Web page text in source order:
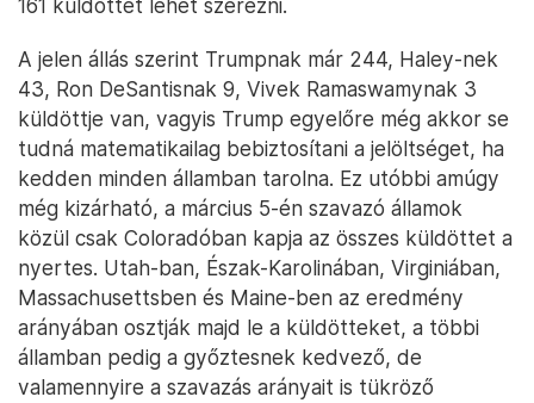
161 küldöttet lehet szerezni.
A jelen állás szerint Trumpnak már 244, Haley-nek
43, Ron DeSantisnak 9, Vivek Ramaswamynak 3
küldöttje van, vagyis Trump egyelőre még akkor se
tudná matematikailag bebiztosítani a jelöltséget, ha
kedden minden államban tarolna. Ez utóbbi amúgy
még kizárható, a március 5-én szavazó államok
közül csak Coloradóban kapja az összes küldöttet a
nyertes. Utah-ban, Észak-Karolinában, Virginiában,
Massachusettsben és Maine-ben az eredmény
arányában osztják majd le a küldötteket, a többi
államban pedig a győztesnek kedvező, de
valamennyire a szavazás arányait is tükröző